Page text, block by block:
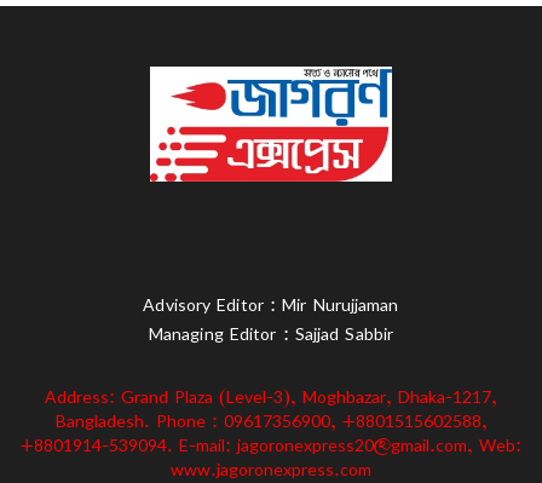
Advisory Editor : Mir Nurujjaman
Managing Editor : Sajjad Sabbir
Address: Grand Plaza (Level-3), Moghbazar, Dhaka-1217,
Bangladesh. Phone : 09617356900, +8801515602588,
+8801914-539094. E-mail: jagoronexpress20@gmail.com, Web:
www.jagoronexpress.com